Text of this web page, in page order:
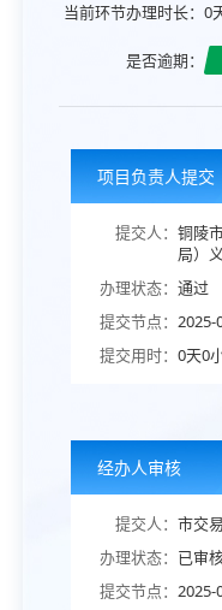
当前环节办理时长：0
是否逾期：
项目负责人提交
提交人： 铜陵
局）
办理状态： 通过
提交节点： 2025-
提交用时： 0天0
经办人审核
提交人： 市交
办理状态： 已审
提交节点： 2025-